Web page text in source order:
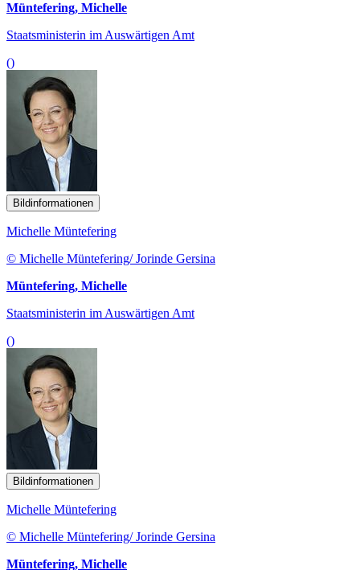
Müntefering, Michelle
Staatsministerin im Auswärtigen Amt
()
Bildinformationen
Michelle Müntefering
© Michelle Müntefering/ Jorinde Gersina
Müntefering, Michelle
Staatsministerin im Auswärtigen Amt
()
Bildinformationen
Michelle Müntefering
© Michelle Müntefering/ Jorinde Gersina
Müntefering, Michelle